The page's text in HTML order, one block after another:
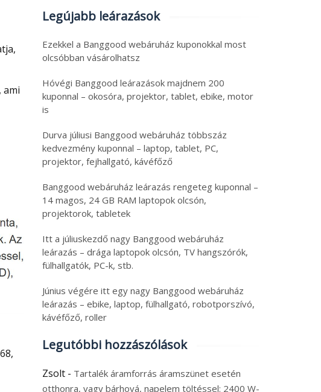
Legújabb leárazások
Ezekkel a Banggood webáruház kuponokkal most
olcsóbban vásárolhatsz
Hóvégi Banggood leárazások majdnem 200
kuponnal – okosóra, projektor, tablet, ebike, motor
is
Durva júliusi Banggood webáruház többszáz
kedvezmény kuponnal – laptop, tablet, PC,
projektor, fejhallgató, kávéfőző
Banggood webáruház leárazás rengeteg kuponnal –
14 magos, 24 GB RAM laptopok olcsón,
projektorok, tabletek
Itt a júliuskezdő nagy Banggood webáruház
leárazás – drága laptopok olcsón, TV hangszórók,
fülhallgatók, PC-k, stb.
Június végére itt egy nagy Banggood webáruház
leárazás – ebike, laptop, fülhallgató, robotporszívó,
kávéfőző, roller
Legutóbbi hozzászólások
Zsolt - Tartalék áramforrás áramszünet esetén
otthonra, vagy bárhová, napelem töltéssel: 2400 W-